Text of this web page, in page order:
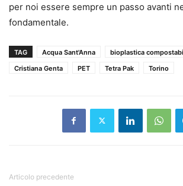
per noi essere sempre un passo avanti
fondamentale.
TAG Acqua Sant'Anna
bioplastica
Cristiana Genta
PET Tetra Pak Torino
Articolo precedente